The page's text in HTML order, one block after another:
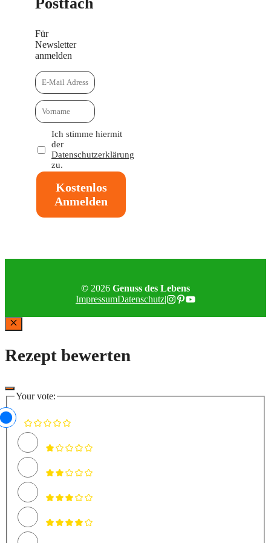
Postfach
Für
Newsletter
anmelden
Ich stimme hiermit
der
Datenschutzerklärung
zu.
Kostenlos
Anmelden
© 2026 Genuss des Lebens
ImpressumDatenschutz|
Schließen
Rezept bewerten
Your vote: